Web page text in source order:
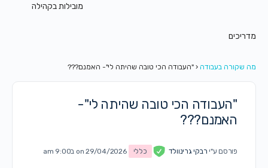
מובילות בקהילה
מדריכים
מה שקורה בעבודה ‹ "העבודה הכי טובה שהיתה לי"- האמנם???
"העבודה הכי טובה שהיתה לי"-
האמנם???
פורסם ע"ירבקי גרינוולד כללי on 29/04/2026 ב9:00 am